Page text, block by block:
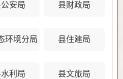
安局 县财政局
环境分局 县住建局
利局 县文旅局